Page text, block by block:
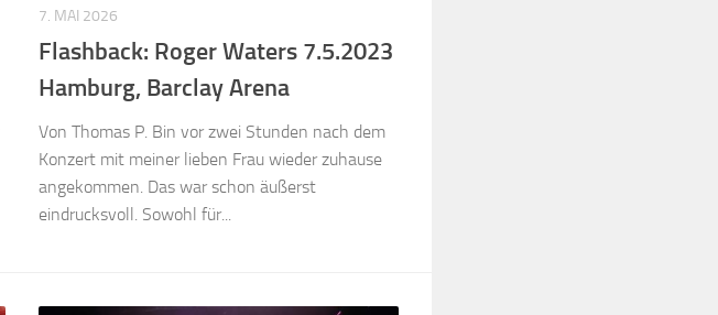
7. MAI 2026
Flashback: Roger Waters 7.5.2023
Hamburg, Barclay Arena
Von Thomas P. Bin vor zwei Stunden nach dem
Konzert mit meiner lieben Frau wieder zuhause
angekommen. Das war schon äußerst
eindrucksvoll. Sowohl für...